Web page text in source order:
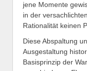
jene Momente
in der
Rationalität keinen
Diese Abspaltung
Ausgestaltung
Basisprinzip der